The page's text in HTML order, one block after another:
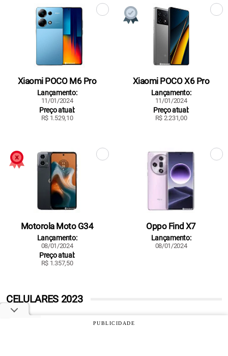
Xiaomi POCO M6 Pro
Lançamento:
11/01/2024
Preço atual:
R$ 1.529,10
Xiaomi POCO X6 Pro
Lançamento:
11/01/2024
Preço atual:
R$ 2.231,00
Motorola Moto G34
Lançamento:
08/01/2024
Preço atual:
R$ 1.357,50
Oppo Find X7
Lançamento:
08/01/2024
CELULARES 2023
PUBLICIDADE